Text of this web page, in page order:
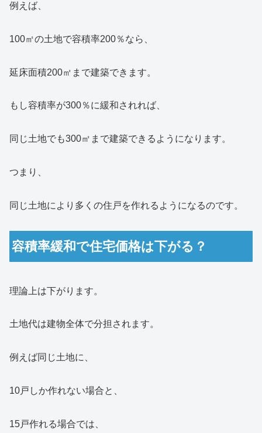
例えば、
100㎡の土地で容積率200％なら、
延床面積200㎡まで建築できます。
もし容積率が300％に緩和されれば、
同じ土地でも300㎡まで建築できるようになります。
つまり、
同じ土地により多くの住戸を作れるようになるのです。
容積率緩和で住宅価格は下がる？
理論上は下がります。
土地代は建物全体で分担されます。
例えば同じ土地に、
10戸しか作れない場合と、
15戸作れる場合では、